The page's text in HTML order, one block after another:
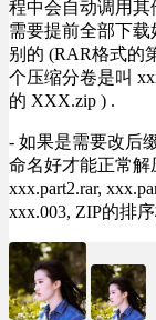
程中会自动调用其
需要提前全部下
别的 (RAR格式的
个压缩分卷是叫
的 XXX.zip ) .
- 如果是需要改后
命名好才能正常解
xxx.part2.rar,
xxx.003, ZIP的排